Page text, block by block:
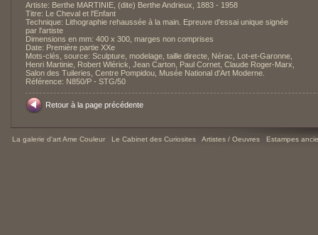
Artiste: Berthe MARTINIE, (dite) Berthe Andrieux, 1883 - 1958
Titre: Le Cheval et l'Enfant
Technique: Lithographie rehaussée à la main. Epreuve d'essai unique signée
par l'artiste
Dimensions en mm: 400 x 300, marges non comprises
Date: Première partie XXe
Mots-clés, source: Sculpture, modelage, taille directe, Nérac, Lot-et-Garonne,
Henri Martinie, Robert Wlérick, Jean Carton, Paul Cornet, Claude Roger-Marx,
Salon des Tuileries, Centre Pompidou, Musée National d'Art Moderne.
Référence: N850/P - STG/50
Retour à la page précédente
La galerie d'art Ame Couleur - Le Cabinet des Curiosites -Artistes / Oeuvres - Estampes